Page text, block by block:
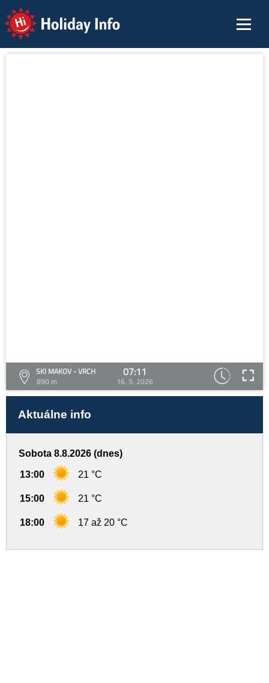
Holiday Info
SKI MAKOV - VRCH
890 m
07:11
16. 5. 2026
Aktuálne info
Sobota 8.8.2026 (dnes)
13:00 21 °C
15:00 21 °C
18:00 17 až 20 °C